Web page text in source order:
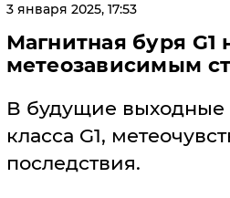
3 января 2025, 17:53
​Магнитная буря
метеозависимым
В будущие выходные
класса G1,
последствия.